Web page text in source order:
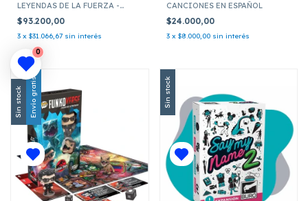
LEYENDAS DE LA FUERZA -
JINN
$93.200,00
3 x $31.066,67 sin interés
CANCIONES EN ESPAÑOL
$24.000,00
3 x $8.000,00 sin interés
Sin stock Envío gratis Sin stock
0